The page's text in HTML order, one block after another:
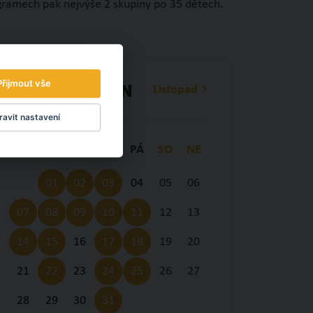
pak nejvýše 2 skupiny po 35 dětech.
Říjen Listopad
PÁ SO NE
01 02 03 04 05 06
07 08 09 10 11 12 13
14 15 16 17 18 19 20
21 22 23 24 25 26 27
28 29 30 31
vše
nastavení